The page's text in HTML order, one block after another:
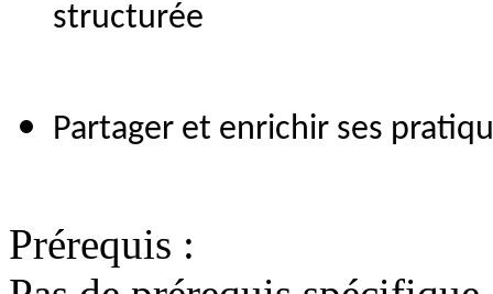
structurée
Partager et enrichir ses
Prérequis :